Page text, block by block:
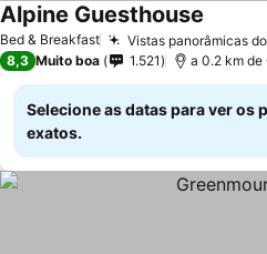
Bed & Breakfast Vistas panorâmicas
Alpine Guesthouse
8,3 Muito boa 1.521 a 0.2 km de
Selecione as datas para ver os
exatos.